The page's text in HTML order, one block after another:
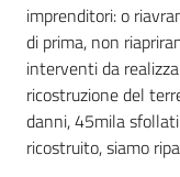
imprenditori: o
di prima, non
interventi da
ricostruzione del
danni, 45mila
ricostruito, siamo